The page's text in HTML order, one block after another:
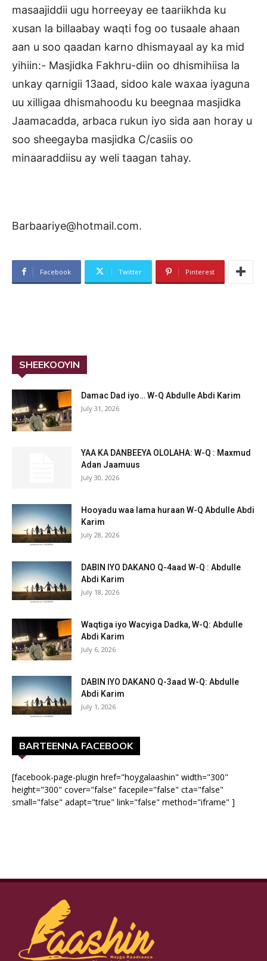
masaajiddii ugu horreeyay ee taariikhda ku
xusan la billaabay waqti fog oo tusaale ahaan
aan u soo qaadan karno dhismayaal ay ka mid
yihiin:- Masjidka Fakhru-diin oo dhismihiisa la
unkay qarnigii 13aad, sidoo kale waxaa iyaguna
uu xilligaa dhismahoodu ku beegnaa masjidka
Jaamacadda, arbaca rukun iyo sida aan horay u
soo sheegayba masjidka C/casiis oo
minaaraddiisu ay weli taagan tahay.
Barbaariye@hotmail.com.
Facebook Twitter Pinterest
SHEEKOOYIN
Damac Dad iyo… W-Q Abdulle Abdi Karim
July 31, 2026
YAA KA DANBEEYA OLOLAHA: W-Q : Maxmud
Adan Jaamuus
July 30, 2026
Hooyadu waa lama huraan W-Q Abdulle Abdi
Karim
July 28, 2026
DABIN IYO DAKANO Q-4aad W-Q : Abdulle
Abdi Karim
July 18, 2026
Waqtiga iyo Wacyiga Dadka, W-Q: Abdulle
Abdi Karim
July 6, 2026
DABIN IYO DAKANO Q-3aad W-Q: Abdulle
Abdi Karim
July 1, 2026
BARTEENNA FACEBOOK
[facebook-page-plugin href="hoygalaashin" width="300"
height="300" cover="false" facepile="false" cta="false"
small="false" adapt="true" link="false" method="iframe" ]